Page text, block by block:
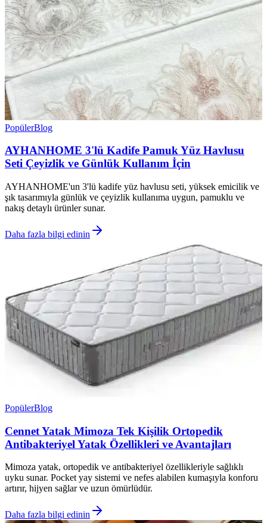
PopülerBlog
AYHANHOME 3'lü Kadife Pamuk Yüz Havlusu
Seti Çeyizlik ve Günlük Kullanım İçin
AYHANHOME'un 3'lü kadife yüz havlusu seti, yüksek emicilik ve
şık tasarımıyla günlük ve çeyizlik kullanıma uygun, pamuklu ve
nakış detaylı ürünler sunar.
Daha fazla bilgi edinin
PopülerBlog
Cennet Yatak Mimoza Tek Kişilik Ortopedik
Antibakteriyel Yatak Özellikleri ve Avantajları
Mimoza yatak, ortopedik ve antibakteriyel özellikleriyle sağlıklı
uyku sunar. Pocket yay sistemi ve nefes alabilen kumaşıyla konforu
artırır, hijyen sağlar ve uzun ömürlüdür.
Daha fazla bilgi edinin